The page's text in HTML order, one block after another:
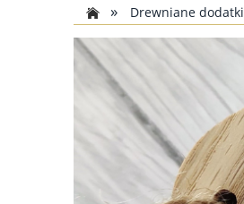
»
Drewniane dodatki